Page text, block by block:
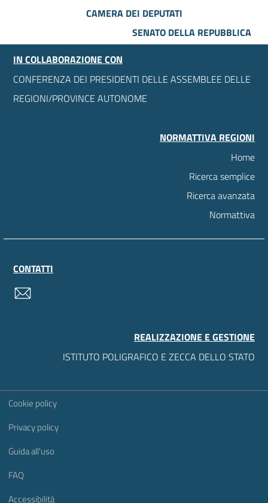
CAMERA DEI DEPUTATI
SENATO DELLA REPUBBLICA
IN COLLABORAZIONE CON
CONFERENZA DEI PRESIDENTI DELLE ASSEMBLEE DELLE
REGIONI/PROVINCE AUTONOME
NORMATTIVA REGIONI
Home
Ricerca semplice
Ricerca avanzata
Normattiva
CONTATTI
REALIZZAZIONE E GESTIONE
ISTITUTO POLIGRAFICO E ZECCA DELLO STATO
Sezione Link Utili
Cookie policy
Privacy policy
Guida all'uso
FAQ
Accessibilità